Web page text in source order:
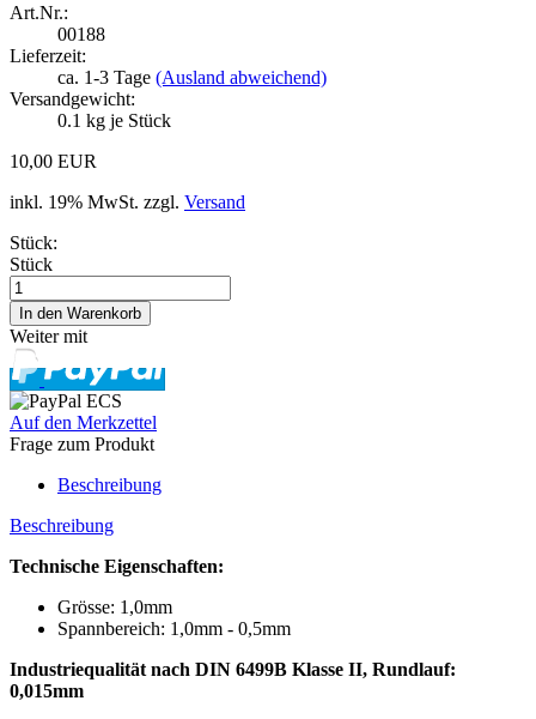
Art.Nr.:
00188
Lieferzeit:
ca. 1-3 Tage (Ausland abweichend)
Versandgewicht:
0.1 kg je Stück
10,00 EUR
inkl. 19% MwSt. zzgl. Versand
Stück:
Stück
Weiter mit
Auf den Merkzettel
Frage zum Produkt
Beschreibung
Beschreibung
Technische Eigenschaften:
Grösse: 1,0mm
Spannbereich: 1,0mm - 0,5mm
Industriequalität nach DIN 6499B Klasse II, Rundlauf:
0,015mm